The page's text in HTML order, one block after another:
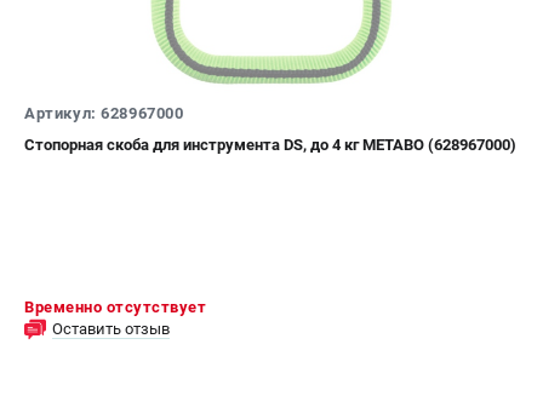
Артикул: 628967000
Стопорная скоба для инструмента DS, до 4 кг METABO (628967000)
Временно отсутствует
Оставить отзыв